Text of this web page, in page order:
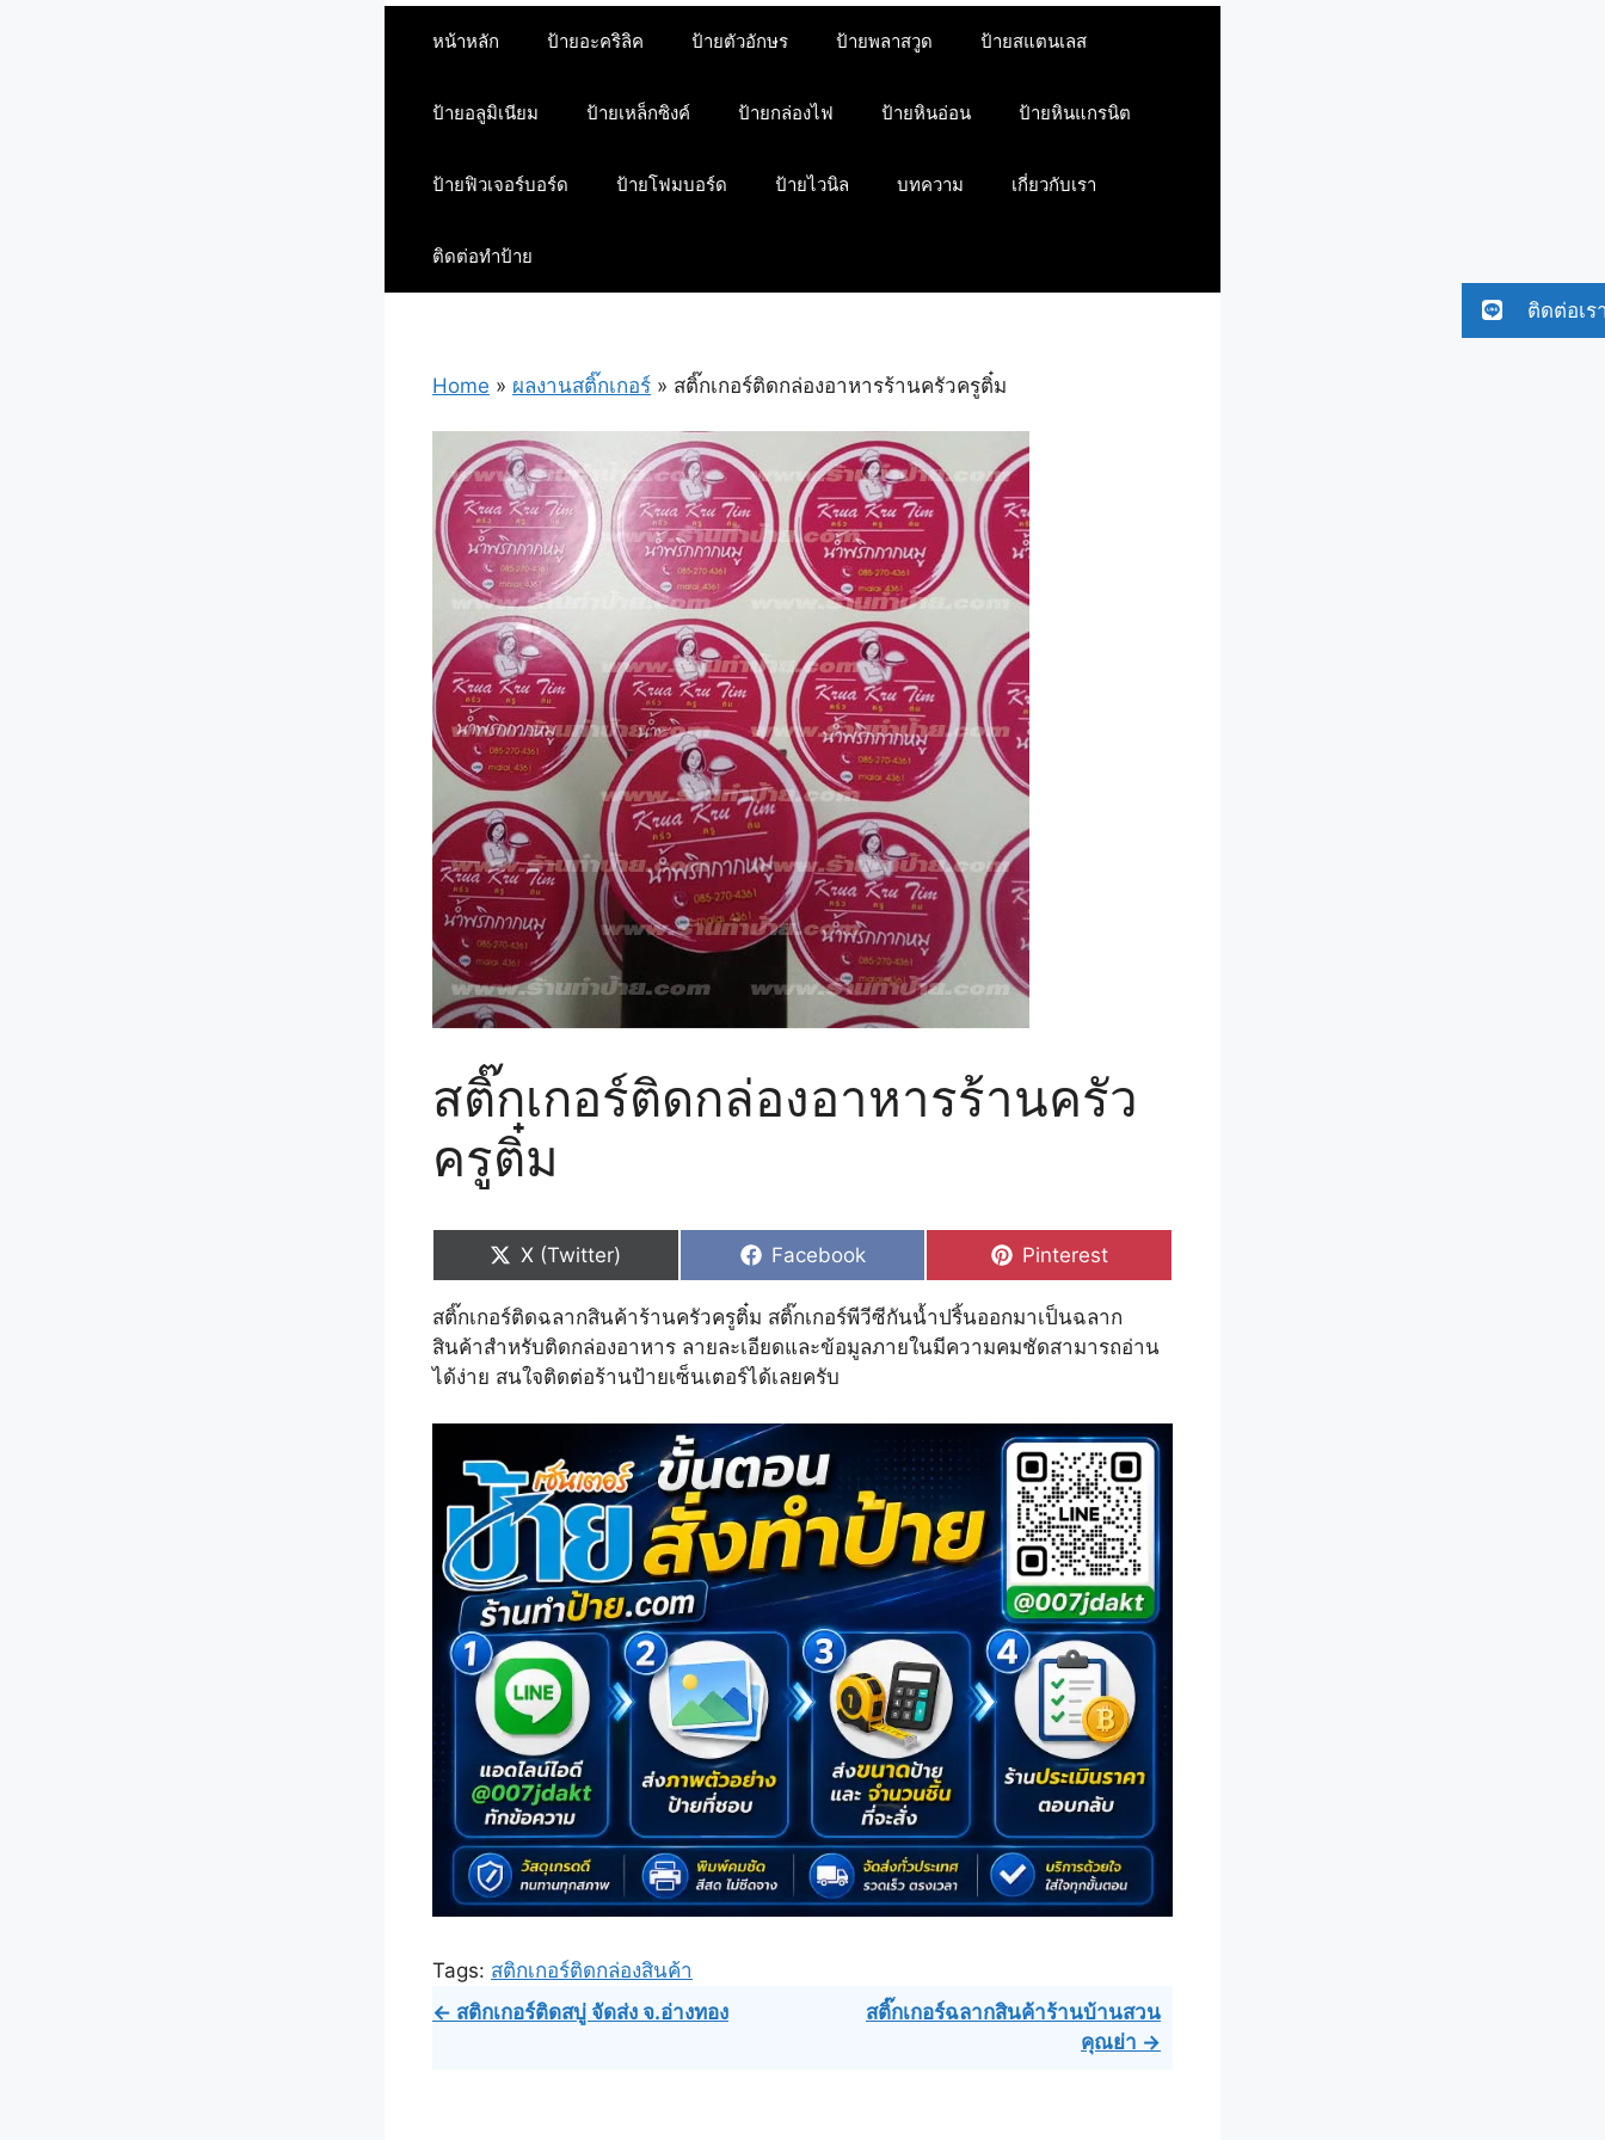
หน้าหลัก ป้ายอะคริลิค ป้ายตัวอักษร ป้ายพลาสวูด ป้ายสแตนเลส
ป้ายอลูมิเนียม ป้ายเหล็กซิงค์ ป้ายกล่องไฟ ป้ายหินอ่อน ป้ายหินแกรนิต
ป้ายฟิวเจอร์บอร์ด ป้ายโฟมบอร์ด ป้ายไวนิล บทความ เกี่ยวกับเรา
ติดต่อทำป้าย
Home » ผลงานสติ๊กเกอร์ » สติ๊กเกอร์ติดกล่องอาหารร้านครัวครูติ๋ม
สติ๊กเกอร์ติดกล่องอาหารร้านครัว
ครูติ๋ม
Share
X (Twitter)
Share
Facebook
Share
Pinterest
สติ๊กเกอร์ติดฉลากสินค้าร้านครัวครูติ๋ม สติ๊กเกอร์พีวีซีกันน้ำปริ้นออกมาเป็นฉลาก
สินค้าสำหรับติดกล่องอาหาร ลายละเอียดและข้อมูลภายในมีความคมชัดสามารถอ่าน
ได้ง่าย สนใจติดต่อร้านป้ายเซ็นเตอร์ได้เลยครับ
Tags: สติกเกอร์ติดกล่องสินค้า​
Post
← สติกเกอร์ติดสบู่ จัดส่ง จ.อ่างทอง
สติ๊กเกอร์ฉลากสินค้าร้านบ้านสวน
คุณย่า →
ติดต่อเร